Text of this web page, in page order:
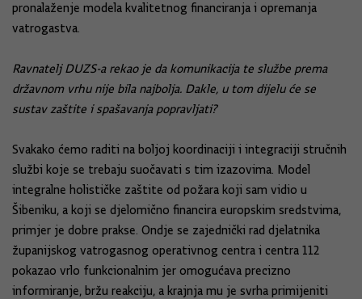
pronalaženje modela kvalitetnog financiranja i opremanja
vatrogastva.
Ravnatelj DUZS-a rekao je da komunikacija te službe prema
državnom vrhu nije bila najbolja. Dakle, u tom dijelu će se
sustav zaštite i spašavanja popravljati?
Svakako ćemo raditi na boljoj koordinaciji i integraciji stručnih
službi koje se trebaju suočavati s tim izazovima. Model
integralne holističke zaštite od požara koji sam vidio u
Šibeniku, a koji se djelomično financira europskim sredstvima,
primjer je dobre prakse. Ondje se zajednički rad djelatnika
županijskog vatrogasnog operativnog centra i centra 112
pokazao vrlo funkcionalnim jer omogućava precizno
informiranje, bržu reakciju, a krajnja mu je svrha primijeniti